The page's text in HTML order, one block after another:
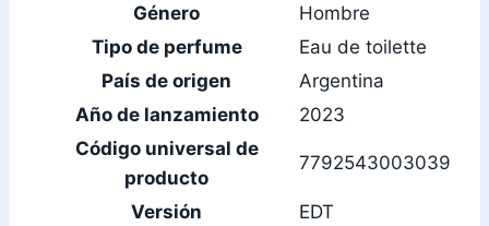
Género
Hombre
Tipo de perfume
Eau de toilette
País de origen
Argentina
Año de lanzamiento
2023
Código universal de
producto
7792543003039
Versión EDT